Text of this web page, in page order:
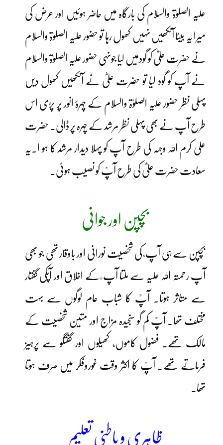
علیہ الصلوٰۃ والسلام کی بارگاہ میں حاضر ہوئیں اور عرض کی
میرا یہ بیٹا آنکھیں نہیں کھول رہا تو حضور علیہ الصلوٰۃ والسلام
نے حضرت علیؓ کو گودمیں لیا جونہی حضور علیہ الصلوٰۃ والسلام
نے آپ کو گود لیا تو حضرت علیؓ نے آنکھیں کھول دیں
پہلی نظر حضور علیہ الصلوٰۃ والسلام کے چہرۂ انور پر پڑی اس
طرح آپ نے بھی پہلی نظر مرشد کے چہرہ پر ڈالی۔ حضرت
علی کرم اللہ وجہہ کی طرح آپ کو پہلا دیدار مرشد کا ہو ا۔یہ
سعادت حضرت علیؓ کی طرح آپؒ کو نصیب ہوئی۔
بچپن اور جوانی
بچپن سے ہی آپ ؒ کی شخصیت نورانی اور باوقار تھی جو بھی
آپ رحمتہ اللہ علیہ سے ملتا آپ ؒ کے اخلاق اور آپکی گفتار
سے متاثر ہوتا۔ آپؒ کا شباب عام لوگوں سے بہت
مختلف تھا۔ آپؒ کم گو سنجیدہ مزاج اور متین شخصیت کے
مالک تھے۔ فضول کاموں، کھیلوں اور گفتگو سے پرہیز
فرماتے تھے۔ آپؒ کا اکثر وقت غوروفکر میں صرف ہوتا
تھا۔
ظاہری و باطنی تعلیم